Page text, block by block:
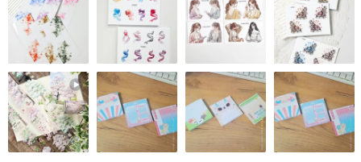
-----------------------------------
送禮交給我們，我們為您提供以下服務:
▌1.客製化刻字:
刻字流程: